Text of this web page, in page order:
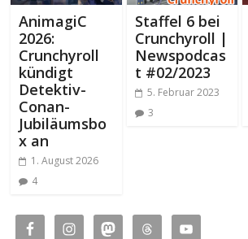
AnimagiC
2026:
Crunchyroll
kündigt
Detektiv-
Conan-
Jubiläumsbo
x an
1. August 2026
4
Staffel 6 bei
Crunchyroll |
Newspodcas
t #02/2023
5. Februar 2023
3